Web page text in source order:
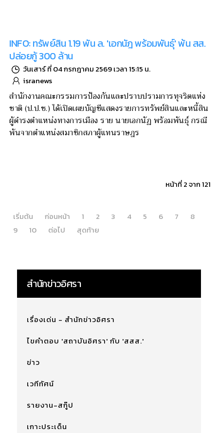
INFO: ทรัพย์สิน 1.19 พัน ล. 'เอกนัฎ พร้อมพันธุ์' พ้น สส.
ปล่อยกู้ 300 ล้าน
วันเสาร์ ที่ 04 กรกฎาคม 2569 เวลา 15:15 น.
isranews
สำนักงานคณะกรรมการป้องกันและปราบปรามการทุจริตแห่ง
ชาติ (ป.ป.ช.) ได้เปิดเผยบัญชีแสดงรายการทรัพย์สินและหนี้สิน
ผู้ดำรงตำแหน่งทางการเมือง ราย นายเอกนัฏ พร้อมพันธุ์ กรณี
พ้นจากตำแหน่งสมาชิกสภาผู้แทนราษฎร
หน้าที่ 2 จาก 121
เริ่มต้น ก่อนหน้า 1 2 3 4 5 6 7
8
9
10 ต่อไป สุดท้าย
สำนักข่าวอิศรา
เรื่องเด่น - สำนักข่าวอิศรา
ไขคำตอบ 'สถาบันอิศรา' กับ 'สสส.'
ข่าว
เวทีทัศน์
รายงาน-สกู๊ป
เกาะประเด็น